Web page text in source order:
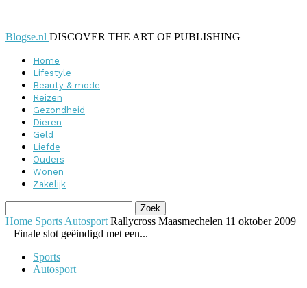
Blogse.nl DISCOVER THE ART OF PUBLISHING
Home
Lifestyle
Beauty & mode
Reizen
Gezondheid
Dieren
Geld
Liefde
Ouders
Wonen
Zakelijk
Home Sports Autosport Rallycross Maasmechelen 11 oktober 2009
– Finale slot geëindigd met een...
Sports
Autosport